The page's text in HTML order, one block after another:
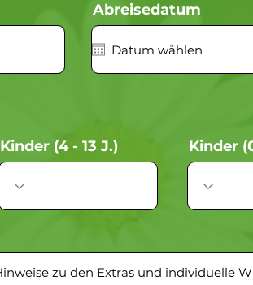
Abreisedatum
Kinder (4 - 13 J.) Kinder